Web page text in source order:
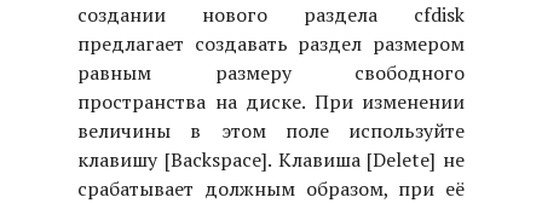
создании нового раздела cfdisk
предлагает создавать раздел размером
равным размеру свободного
пространства на диске. При изменении
величины в этом поле используйте
клавишу [Backspace]. Клавиша [Delete] не
срабатывает должным образом, при её